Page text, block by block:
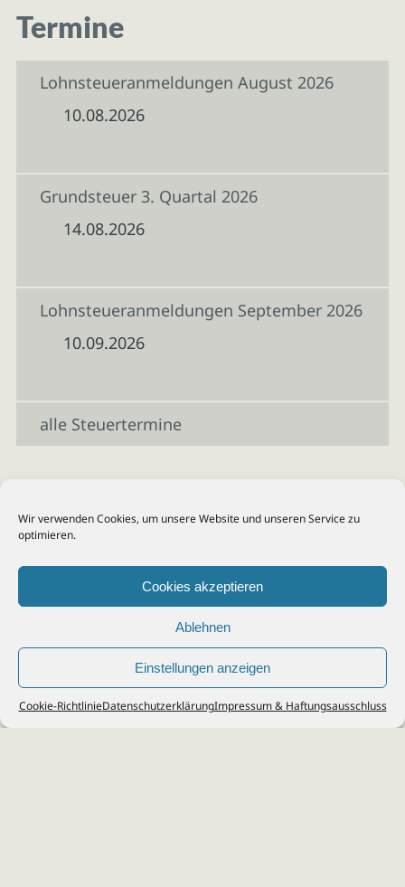
Wir verwenden Cookies, um unsere Website und unseren Service zu
optimieren.
Cookies akzeptieren
Ablehnen
Einstellungen anzeigen
Cookie-RichtlinieDatenschutzerklärungImpressum & Haftungsausschluss
Termine
Lohnsteueranmeldungen August 2026
10.08.2026
Grundsteuer 3. Quartal 2026
14.08.2026
Lohnsteueranmeldungen September 2026
10.09.2026
alle Steuertermine
© 2026Steuerberater Kempf, Köln - Steuerberatung Poll, Porz, Deutz, Mülheim,